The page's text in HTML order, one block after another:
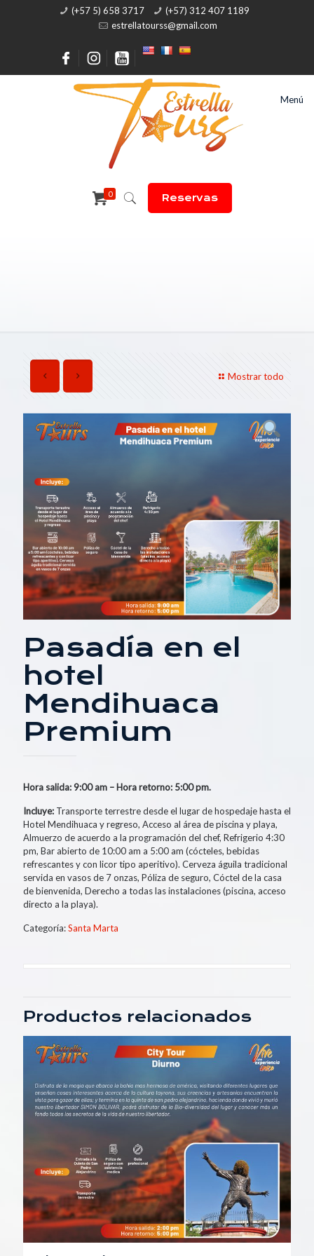
(+57 5) 658 3717
(+57) 312 407 1189
estrellatourss@gmail.com
Menú
0 Reservas
Mostrar todo
Pasadía en el
hotel
Mendihuaca
Premium
Hora salida: 9:00 am – Hora retorno: 5:00 pm.
Incluye: Transporte terrestre desde el lugar de hospedaje hasta el
Hotel Mendihuaca y regreso, Acceso al área de piscina y playa,
Almuerzo de acuerdo a la programación del chef, Refrigerio 4:30
pm, Bar abierto de 10:00 am a 5:00 am (cócteles, bebidas
refrescantes y con licor tipo aperitivo). Cerveza águila tradicional
servida en vasos de 7 onzas, Póliza de seguro, Cóctel de la casa
de bienvenida, Derecho a todas las instalaciones (piscina, acceso
directo a la playa).
Categoría:Santa Marta
Productos relacionados